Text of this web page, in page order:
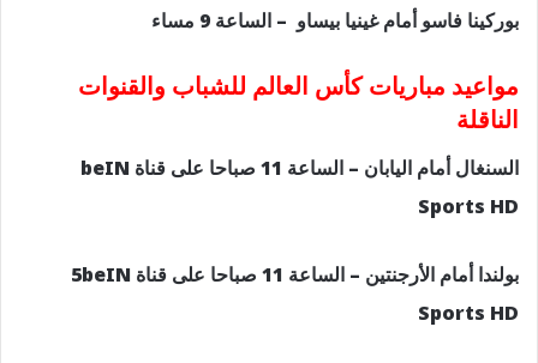
بوركينا فاسو أمام غينيا بيساو – الساعة 9 مساء
مواعيد مباريات كأس العالم للشباب والقنوات
الناقلة
السنغال أمام اليابان – الساعة 11 صباحا على قناة beIN
Sports HD
بولندا أمام الأرجنتين – الساعة 11 صباحا على قناة 5beIN
Sports HD